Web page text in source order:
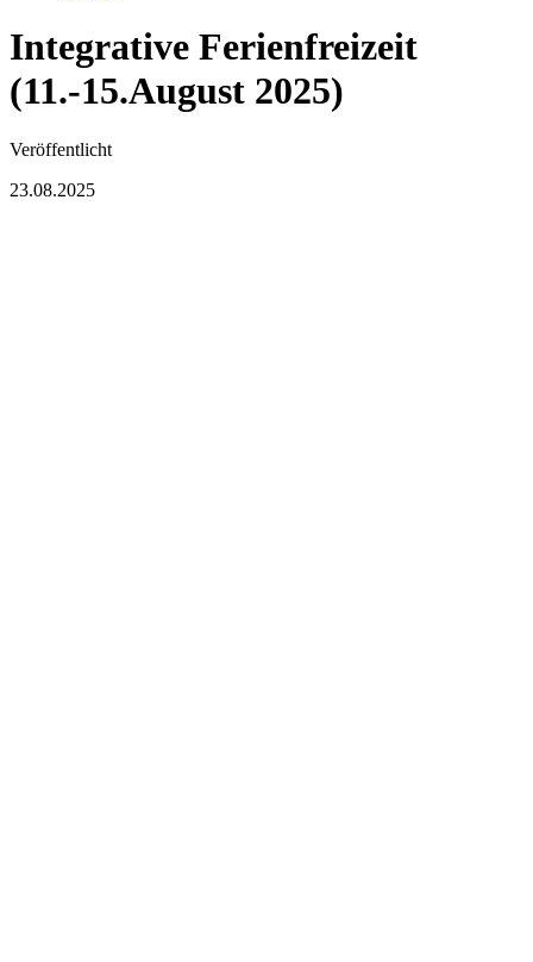
Integrative Ferienfreizeit
(11.-15.August 2025)
Veröffentlicht
23.08.2025